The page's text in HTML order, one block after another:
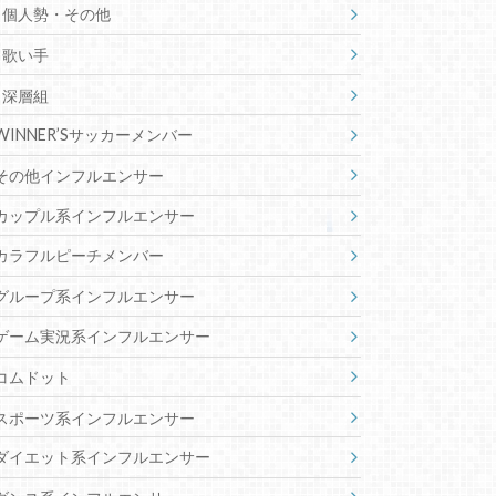
個人勢・その他
歌い手
深層組
サッカーメンバー
の他インフルエンサー
ップル系インフルエンサー
ラフルピーチメンバー
ループ系インフルエンサー
ーム実況系インフルエンサー
ムドット
ポーツ系インフルエンサー
イエット系インフルエンサー